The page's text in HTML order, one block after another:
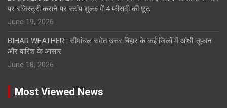
पर रजिस्ट्री कराने पर स्टांप शुल्क में 4 फीसदी की छूट
June 19, 2026
BIHAR WEATHER : सीमांचल समेत उत्तर बिहार के कई जिलों में आंधी-तूफान
और बारिश के आसार
June 18, 2026
Most Viewed News